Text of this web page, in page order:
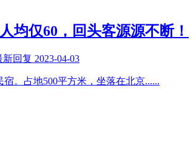
均仅60，回头客源源不断！
新回复 2023-04-03
。占地500平方米，坐落在北京......